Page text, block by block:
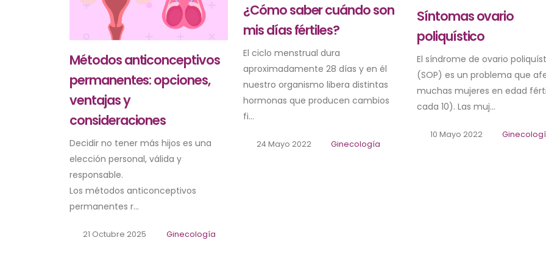
Métodos anticonceptivos
permanentes: opciones,
ventajas y
consideraciones
Decidir no tener más hijos es una
elección personal, válida y
responsable.
Los métodos anticonceptivos
permanentes r...
21 Octubre 2025 Ginecología
¿Cómo saber cuándo son
mis días fértiles?
El ciclo menstrual dura
aproximadamente 28 días y en él
nuestro organismo libera distintas
hormonas que producen cambios
fi...
24 Mayo 2022 Ginecología
Síntomas ovario
poliquístico
El síndrome de ovario
(SOP) es un problema que
muchas mujeres en edad
cada 10). Las muj...
10 Mayo 2022